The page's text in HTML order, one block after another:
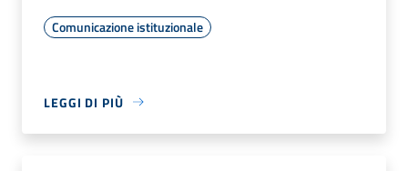
Comunicazione istituzionale
LEGGI DI PIÙ